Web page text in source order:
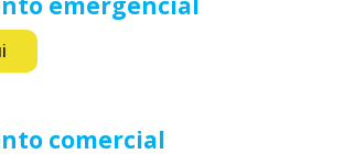
comercial